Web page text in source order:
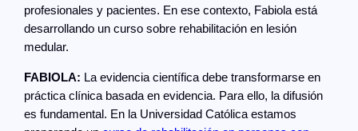
profesionales y pacientes. En ese contexto, Fabiola está
desarrollando un curso sobre rehabilitación en lesión
medular.
FABIOLA: La evidencia científica debe transformarse en
práctica clínica basada en evidencia. Para ello, la difusión
es fundamental. En la Universidad Católica estamos